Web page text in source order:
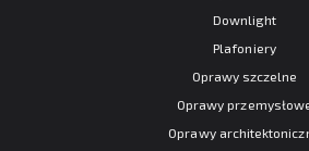
Downlight
Plafoniery
Oprawy szczelne
Oprawy
Oprawy